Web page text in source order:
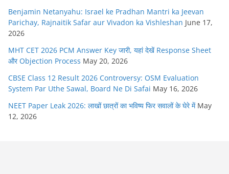
Benjamin Netanyahu: Israel ke Pradhan Mantri ka Jeevan
Parichay, Rajnaitik Safar aur Vivadon ka Vishleshan June 17,
2026
MHT CET 2026 PCM Answer Key जारी, यहां देखें Response Sheet
और Objection Process May 20, 2026
CBSE Class 12 Result 2026 Controversy: OSM Evaluation
System Par Uthe Sawal, Board Ne Di Safai May 16, 2026
NEET Paper Leak 2026: लाखों छात्रों का भविष्य फिर सवालों के घेरे में May
12, 2026